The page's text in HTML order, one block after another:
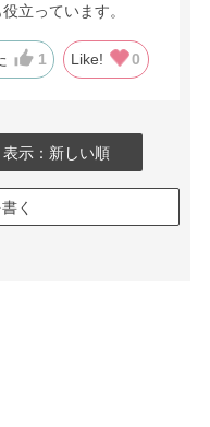
立っています。
1 Like! 0
表示：新しい順
く